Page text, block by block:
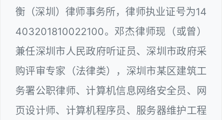
衡（深圳）律师事务所，律师执业证号为14
403201810022100。邓杰律师现（或曾）
兼任深圳市人民政府听证员、深圳市政府采
购评审专家（法律类），深圳市某区建筑工
务署公职律师、计算机信息网络安全员、网
页设计师、计算机程序员、服务器维护工程